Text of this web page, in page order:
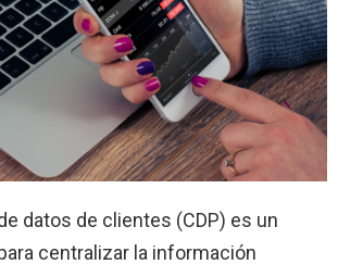
datos de clientes (CDP) es un
centralizar la información